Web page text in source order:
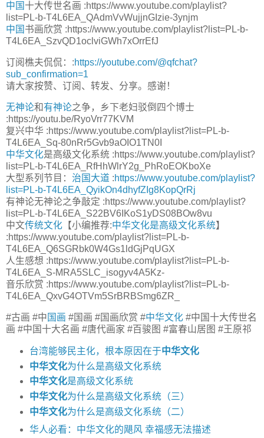
中国 十大传世名画 :https://www.youtube.com/playlist?
list=PL-b-T4L6EA_QAdmVvWujjnGIzie-3ynjm
中国 书画欣赏 :https://www.youtube.com/playlist?list=PL-b-
T4L6EA_SzvQD1oclviGWh7xOrrEfJ
订阅樵夫侃侃：:https://youtube.com/@qfchat?
sub_confirmation=1
请大家按赞、订阅、转发、分享。感谢！
无神论和有神论之争，乡下老妇驳倒四个博士
:https://youtu.be/RyoVrr77KVM
复兴中华 :https://www.youtube.com/playlist?list=PL-b-
T4L6EA_Sq-80nRr5Gvb9aOIO1TN0I
中华文化是高级文化系统 :https://www.youtube.com/playlist?
list=PL-b-T4L6EA_RfHhWlrY2g_PhRoEOKboXe
大型系列节目： 治国大道 :https://www.youtube.com/playlist?
list=PL-b-T4L6EA_QyikOn4dhyfZIg8KopQrRj
有神论无神论之争敲定 :https://www.youtube.com/playlist?
list=PL-b-T4L6EA_S22BV6IKoS1yDS08BOw8vu
中文传统文化 【小编推荐:中华文化是高级文化系统】
:https://www.youtube.com/playlist?list=PL-b-
T4L6EA_Q6SGRbk0W4Gs1ldGjPqUGX
人生感想 :https://www.youtube.com/playlist?list=PL-b-
T4L6EA_S-MRA5SLC_isogyv4A5Kz-
音乐欣赏 :https://www.youtube.com/playlist?list=PL-b-
T4L6EA_QxvG4OTVm5SrBRBSmg6ZR_
#古画 #中 国画 #国画 #国画欣赏 #中华文化 #中国十大传世名
画 #中国十大名画 #唐代画家 #百骏图 #富春山居图 #王原祁
台湾能够民主化，根本原因在于中华文化
中华文化为什么是高级文化系统
中华文化是高级文化系统
中华文化为什么是高级文化系统（三）
中华文化为什么是高级文化系统（二）
华人必看：中华文化的飓风 幸福感无法描述